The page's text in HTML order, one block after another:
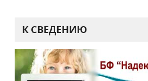
К СВЕДЕНИЮ